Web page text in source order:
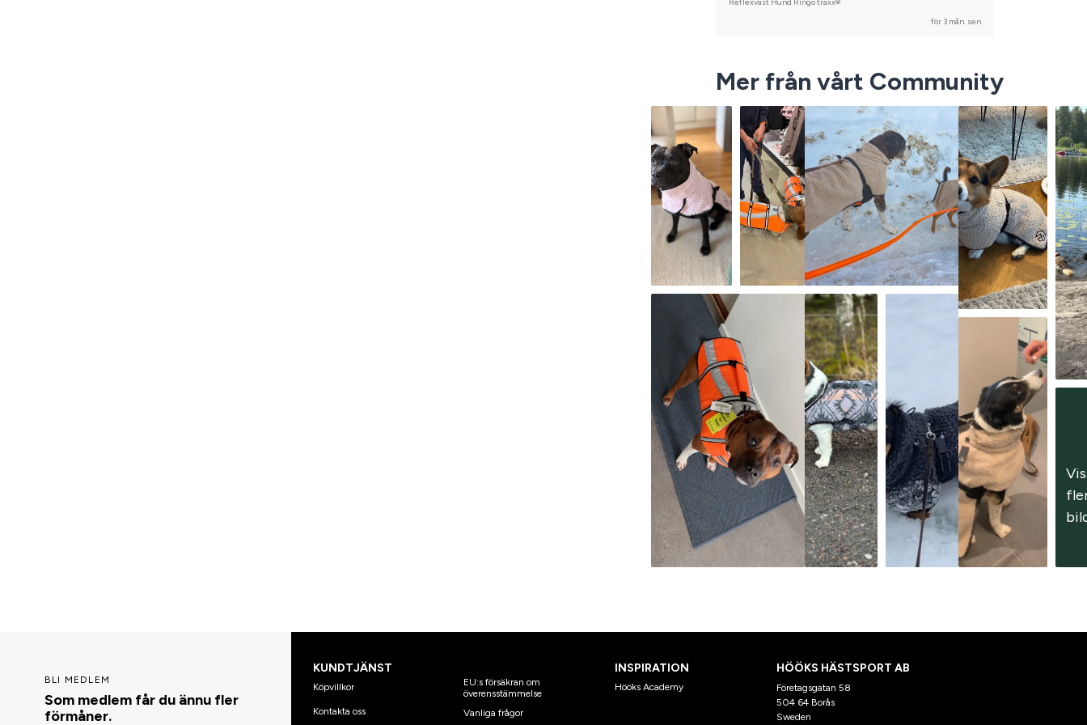
Reflexväst Hund Ringo traxx®
för 3 mån. sen
Mer från vårt Community
BLI MEDLEM
Som medlem får du ännu fler
förmåner.
KUNDTJÄNST
Köpvillkor
Kontakta oss
EU:s försäkran om
överensstämmelse
Vanliga frågor
INSPIRATION
Hööks Academy
HÖÖKS HÄSTSPORT AB
Företagsgatan 58
504 64 Borås
Sweden